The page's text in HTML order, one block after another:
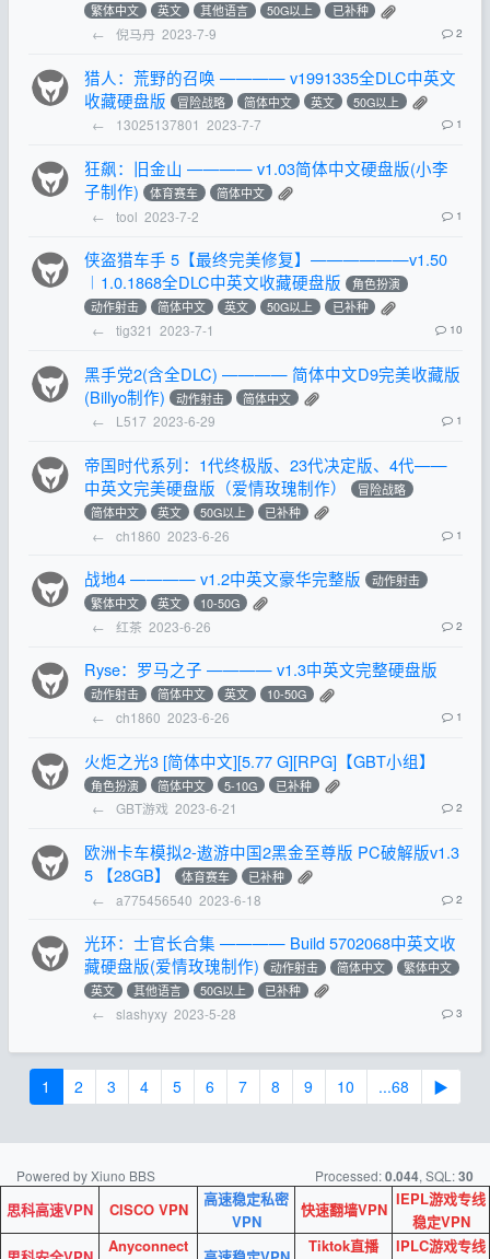
繁体中文
英文 其他语言 50G以上 已补种
← 倪马丹 2023-7-9 2
猎人：荒野的召唤 ———— v1991335全DLC中英文
收藏硬盘版
冒险战略 简体中文 英文 50G以上
← 13025137801 2023-7-7 1
狂飙：旧金山 ———— v1.03简体中文硬盘版(小李
子制作)
体育赛车 简体中文
← tool 2023-7-2 1
侠盗猎车手 5【最终完美修复】——————v1.50
︱1.0.1868全DLC中英文收藏硬盘版
角色扮演
动作射击
简体中文 英文 50G以上 已补种
← tig321 2023-7-1 10
黑手党2(含全DLC) ———— 简体中文D9完美收藏版
(Billyo制作)
动作射击 简体中文
← L517 2023-6-29 1
帝国时代系列：1代终极版、23代决定版、4代——
中英文完美硬盘版（爱情玫瑰制作）
冒险战略
简体中文
英文 50G以上 已补种
← ch1860 2023-6-26 1
战地4 ———— v1.2中英文豪华完整版
动作射击
繁体中文
英文 10-50G
← 红茶 2023-6-26 2
Ryse：罗马之子 ———— v1.3中英文完整硬盘版
动作射击 简体中文 英文 10-50G
← ch1860 2023-6-26 1
火炬之光3 [简体中文][5.77 G][RPG]【GBT小组】
角色扮演 简体中文 5-10G 已补种
← GBT游戏 2023-6-21 2
欧洲卡车模拟2-遨游中国2黑金至尊版 PC破解版v1.3
5 【28GB】
体育赛车 已补种
← a775456540 2023-6-18 2
光环：士官长合集 ———— Build 5702068中英文收
藏硬盘版(爱情玫瑰制作)
动作射击 简体中文
繁体中文
英文
其他语言 50G以上 已补种
← slashyxy 2023-5-28 3
1 2 3 4 5 6 7 8 9 10 ...68 ▶
Powered by Xiuno BBS Processed:0.044, SQL:30
思科高速VPN CISCO VPN
高速稳定私密
VPN
快速翻墙VPN
IEPL游戏专线
稳定VPN
Anyconnect
Tiktok直播
IPLC游戏专线